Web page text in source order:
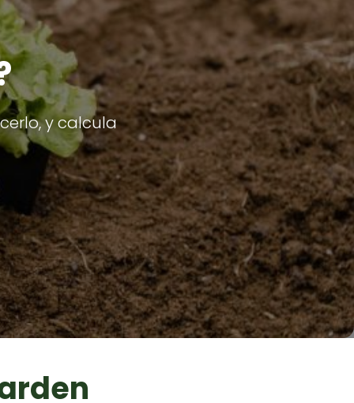
y calcula